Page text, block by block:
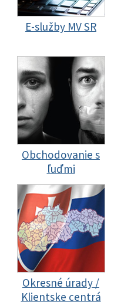
E-služby MV SR
Obchodovanie s
ľuďmi
Okresné úrady /
Klientske centrá